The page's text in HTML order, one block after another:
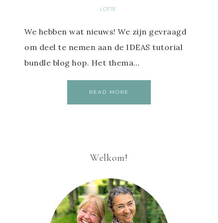
LOTTE
We hebben wat nieuws! We zijn gevraagd
om deel te nemen aan de IDEAS tutorial
bundle blog hop. Het thema…
READ MORE
Welkom!